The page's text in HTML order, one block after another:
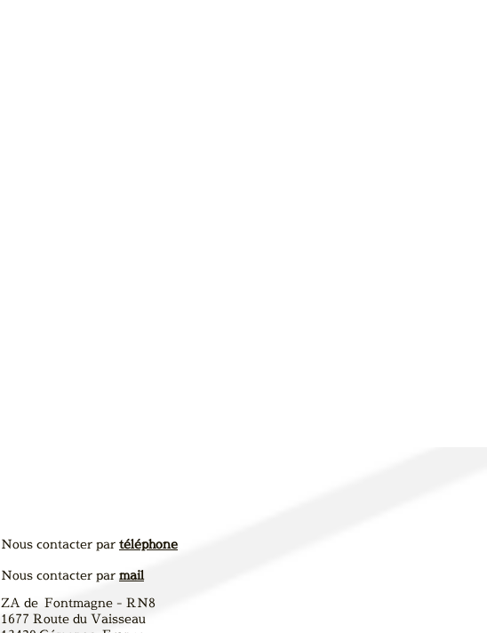
Nous contacter par téléphone
Nous contacter par mail
ZA de Fontmagne - RN8
1677 Route du Vaisseau